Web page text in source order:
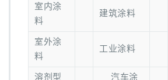
室内涂
料
建筑涂料
室外涂
料
工业涂料
溶剂型
汽车涂